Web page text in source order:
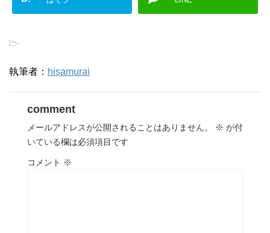
-
執筆者： hisamurai
comment
メールアドレスが公開されることはありません。 ※ が付
いている欄は必須項目です
コメント ※